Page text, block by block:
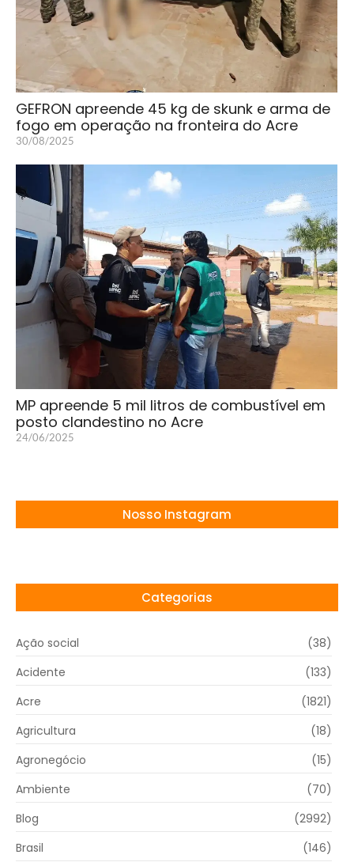
GEFRON apreende 45 kg de skunk e arma de
fogo em operação na fronteira do Acre
30/08/2025
MP apreende 5 mil litros de combustível em
posto clandestino no Acre
24/06/2025
Nosso Instagram
Categorias
Ação social
(38)
Acidente
(133)
Acre
(1821)
Agricultura
(18)
Agronegócio
(15)
Ambiente
(70)
Blog
(2992)
Brasil
(146)